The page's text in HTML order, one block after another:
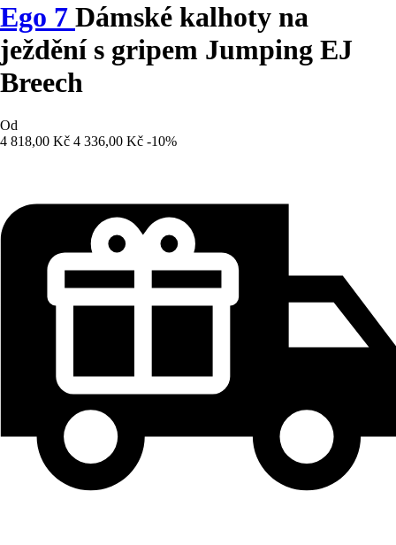
Ego 7 Dámské kalhoty na
ježdění s gripem Jumping EJ
Breech
Od
4 818,00 Kč 4 336,00 Kč -10%